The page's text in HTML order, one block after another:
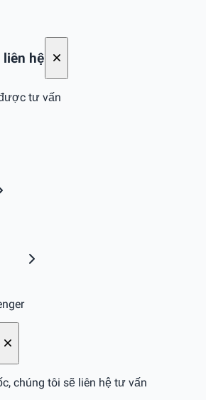
hệ
tư vấn
chúng tôi sẽ liên hệ tư vấn